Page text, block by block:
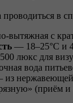
в
вытяжная с
— 18–25°C и
люкс для
вода
нержавеющей
(приём и